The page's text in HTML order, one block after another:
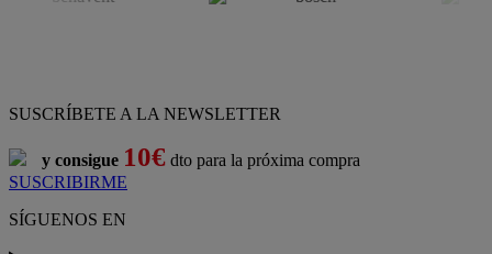
SUSCRÍBETE A LA NEWSLETTER
y consigue 10€ dto para la próxima compra
SUSCRIBIRME
SÍGUENOS EN